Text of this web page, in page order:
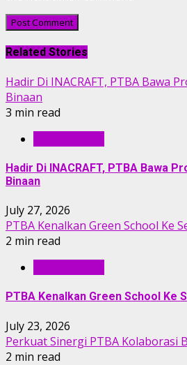
Related Stories
Hadir Di INACRAFT, PTBA Bawa
Binaan
3 min read
Hadir Di INACRAFT, PTBA Bawa
Binaan
July 27, 2026
PTBA Kenalkan Green School Ke
2 min read
PTBA Kenalkan Green School Ke
July 23, 2026
Perkuat Sinergi PTBA Kolaborasi
2 min read